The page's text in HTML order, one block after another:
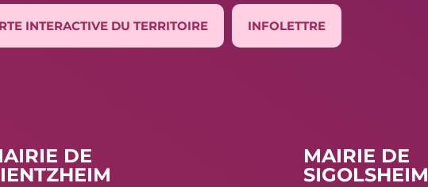
INTERACTIVE DU TERRITOIRE INFOLETTRE
DE
MAIRIE DE
SIGOLSHEIM